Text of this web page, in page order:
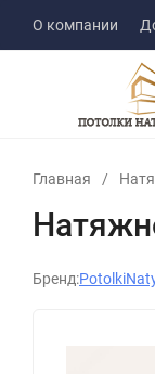
О компании
Главная /
Бренд: